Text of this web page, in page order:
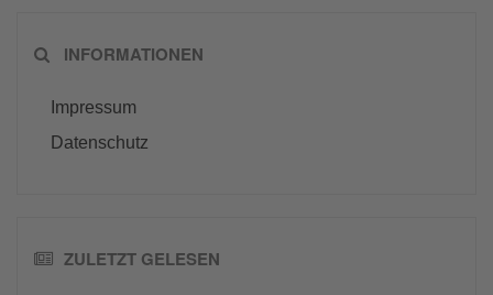
INFORMATIONEN
Impressum
Datenschutz
ZULETZT GELESEN